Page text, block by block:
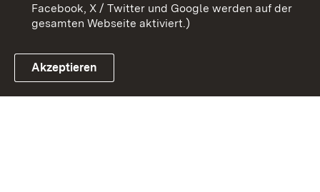
Link zum Landesportal
Facebook, X / Twitter und Google werden auf der
gesamten Webseite aktiviert.)
Akzeptieren